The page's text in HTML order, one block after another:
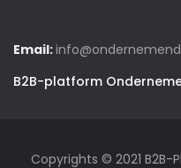
Email:
B2B-platform
Copyrights © 2021